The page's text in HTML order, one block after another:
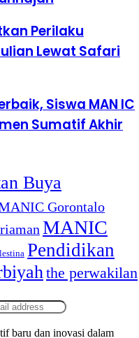
Perilaku
Lewat Safari
Siswa MAN IC
Sumatif Akhir
Buya
MANIC Gorontalo
MANIC
Pendidikan
the perwakilan